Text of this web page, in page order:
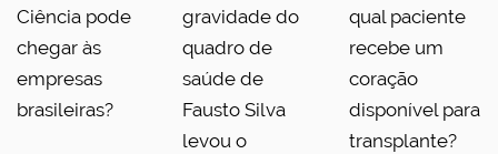
Ciência pode
chegar às
empresas
brasileiras?
gravidade do
quadro de
saúde de
Fausto Silva
levou o
qual paciente
recebe um
coração
disponível para
transplante?